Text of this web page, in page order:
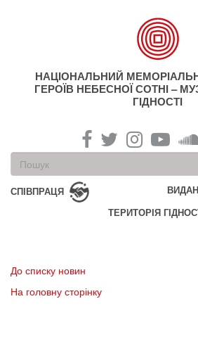
НАЦІОНАЛЬНИЙ
ГЕРОЇВ НЕБЕСНОЇ СОТНІ –
ГІДНОСТІ
Пошукова
форма
Пошук
СПІВПРАЦЯ
ТЕРИТОРІЯ
До списку новин
На головну сторінку